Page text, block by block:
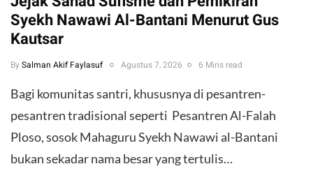
Syekh Nawawi Al-Bantani Menurut Gus
Kautsar
By Salman Akif Faylasuf Agustus 7, 2026 6 Mins read
Bagi komunitas santri, khususnya di pesantren-
pesantren tradisional seperti Pesantren Al-Falah
Ploso, sosok Mahaguru Syekh Nawawi al-Bantani
bukan sekadar nama besar yang tertulis…